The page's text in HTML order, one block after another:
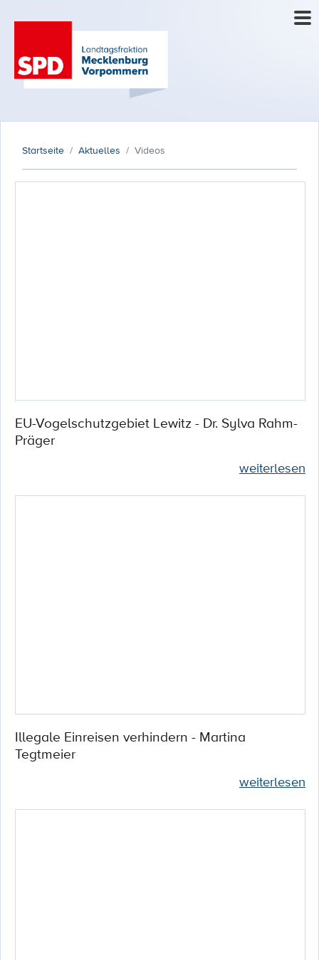
Startseite Aktuelles Videos
EU-Vogelschutzgebiet Lewitz - Dr. Sylva Rahm-
Präger
weiterlesen
Illegale Einreisen verhindern - Martina
Tegtmeier
weiterlesen